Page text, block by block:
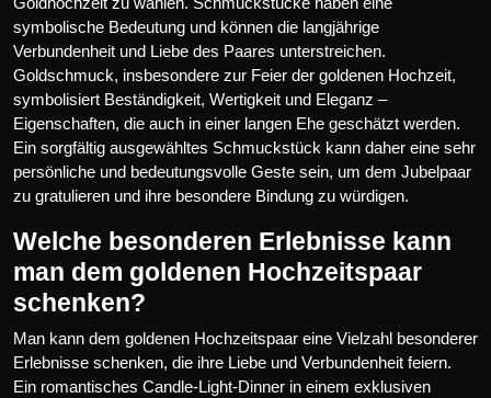
symbolische Bedeutung und können die langjährige
Verbundenheit und Liebe des Paares unterstreichen.
Goldschmuck, insbesondere zur Feier der goldenen Hochzeit,
symbolisiert Beständigkeit, Wertigkeit und Eleganz –
Eigenschaften, die auch in einer langen Ehe geschätzt werden.
Ein sorgfältig ausgewähltes Schmuckstück kann daher eine sehr
persönliche und bedeutungsvolle Geste sein, um dem Jubelpaar
zu gratulieren und ihre besondere Bindung zu würdigen.
Welche besonderen Erlebnisse kann
man dem goldenen Hochzeitspaar
schenken?
Man kann dem goldenen Hochzeitspaar eine Vielzahl besonderer
Erlebnisse schenken, die ihre Liebe und Verbundenheit feiern.
Ein romantisches Candle-Light-Dinner in einem exklusiven